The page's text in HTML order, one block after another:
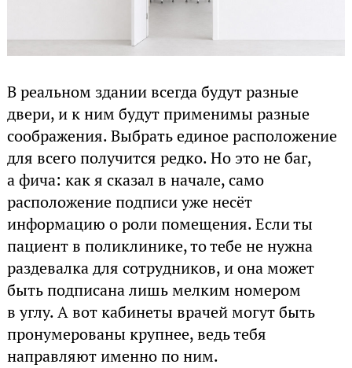
В реальном здании всегда будут разные
двери, и к ним будут применимы разные
соображения. Выбрать единое расположение
для всего получится редко. Но это не баг,
а фича: как я сказал в начале, само
расположение подписи уже несёт
информацию о роли помещения. Если ты
пациент в поликлинике, то тебе не нужна
раздевалка для сотрудников, и она может
быть подписана лишь мелким номером
в углу. А вот кабинеты врачей могут быть
пронумерованы крупнее, ведь тебя
направляют именно по ним.